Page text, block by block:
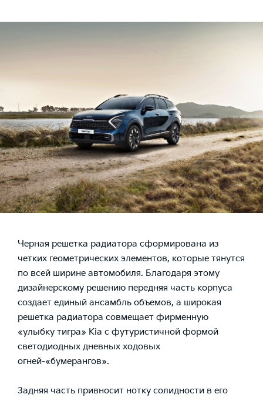
Черная решетка радиатора сформирована из
четких геометрических элементов, которые тянутся
по всей ширине автомобиля. Благодаря этому
дизайнерскому решению передняя часть корпуса
создает единый ансамбль объемов, а широкая
решетка радиатора совмещает фирменную
«улыбку тигра» Kia с футуристичной формой
светодиодных дневных ходовых
огней-«бумерангов».
Задняя часть привносит нотку солидности в его